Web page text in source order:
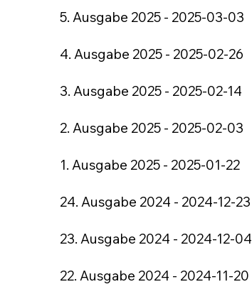
5. Ausgabe 2025 - 2025-03-03
4. Ausgabe 2025 - 2025-02-26
3. Ausgabe 2025 - 2025-02-14
2. Ausgabe 2025 - 2025-02-03
1. Ausgabe 2025 - 2025-01-22
24. Ausgabe 2024 - 2024-12-23
23. Ausgabe 2024 - 2024-12-04
22. Ausgabe 2024 - 2024-11-20